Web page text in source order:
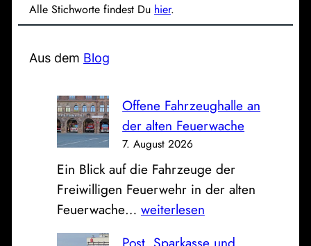
c
e
Alle Stichworte findest Du hier.
Aus dem Blog
Offene Fahrzeughalle an
der alten Feuerwache
7. August 2026
Ein Blick auf die Fahrzeuge der
Freiwilligen Feuerwehr in der alten
Feuerwache… O
weiterlesen